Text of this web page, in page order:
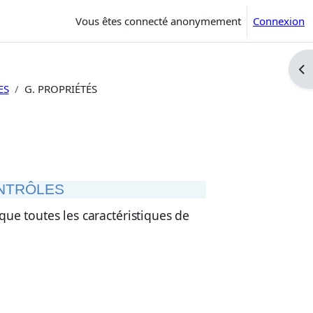
Vous êtes connecté anonymement Connexion
G. PROPRIÉTÉS
toutes les caractéristiques de